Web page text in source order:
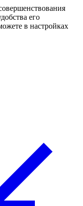
его
в настройках